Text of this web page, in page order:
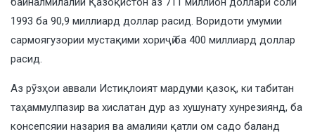
1993 ба 90,9 миллиард доллар расид. Воридоти умумии
сармоягузории мустақими хориҷӣ ба 400 миллиард доллар
расид.
Аз рӯзҳои аввали Истиқлоият мардуми қазоқ, ки табитан
таҳаммулпазир ва хислатан дур аз хушунату хунрезиянд, ба
консепсяии назария ва амалияи қатли ом садо баланд